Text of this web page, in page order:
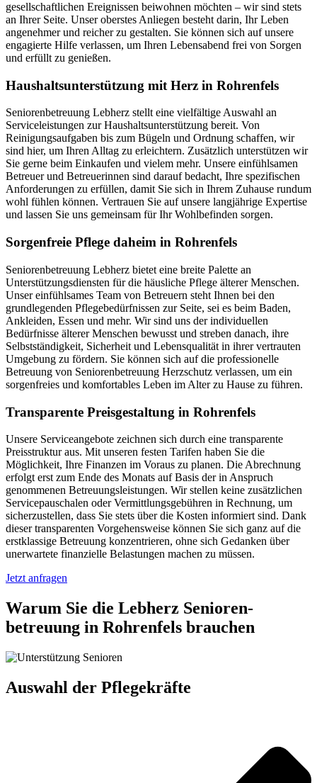
gesellschaftlichen Ereignissen beiwohnen möchten – wir sind stets
an Ihrer Seite. Unser oberstes Anliegen besteht darin, Ihr Leben
angenehmer und reicher zu gestalten. Sie können sich auf unsere
engagierte Hilfe verlassen, um Ihren Lebensabend frei von Sorgen
und erfüllt zu genießen.
Haushalts­unterstützung mit Herz in Rohrenfels
Seniorenbetreuung Lebherz stellt eine vielfältige Auswahl an
Serviceleistungen zur Haushaltsunterstützung bereit. Von
Reinigungsaufgaben bis zum Bügeln und Ordnung schaffen, wir
sind hier, um Ihren Alltag zu erleichtern. Zusätzlich unterstützen wir
Sie gerne beim Einkaufen und vielem mehr. Unsere einfühlsamen
Betreuer und Betreuerinnen sind darauf bedacht, Ihre spezifischen
Anforderungen zu erfüllen, damit Sie sich in Ihrem Zuhause rundum
wohl fühlen können. Vertrauen Sie auf unsere langjährige Expertise
und lassen Sie uns gemeinsam für Ihr Wohlbefinden sorgen.
Sorgenfreie Pflege daheim in Rohrenfels
Seniorenbetreuung Lebherz bietet eine breite Palette an
Unterstützungsdiensten für die häusliche Pflege älterer Menschen.
Unser einfühlsames Team von Betreuern steht Ihnen bei den
grundlegenden Pflegebedürfnissen zur Seite, sei es beim Baden,
Ankleiden, Essen und mehr. Wir sind uns der individuellen
Bedürfnisse älterer Menschen bewusst und streben danach, ihre
Selbstständigkeit, Sicherheit und Lebensqualität in ihrer vertrauten
Umgebung zu fördern. Sie können sich auf die professionelle
Betreuung von Seniorenbetreuung Herzschutz verlassen, um ein
sorgenfreies und komfortables Leben im Alter zu Hause zu führen.
Transparente Preisgestaltung in Rohrenfels
Unsere Serviceangebote zeichnen sich durch eine transparente
Preisstruktur aus. Mit unseren festen Tarifen haben Sie die
Möglichkeit, Ihre Finanzen im Voraus zu planen. Die Abrechnung
erfolgt erst zum Ende des Monats auf Basis der in Anspruch
genommenen Betreuungsleistungen. Wir stellen keine zusätzlichen
Servicepauschalen oder Vermittlungsgebühren in Rechnung, um
sicherzustellen, dass Sie stets über die Kosten informiert sind. Dank
dieser transparenten Vorgehensweise können Sie sich ganz auf die
erstklassige Betreuung konzentrieren, ohne sich Gedanken über
unerwartete finanzielle Belastungen machen zu müssen.
Jetzt anfragen
Warum Sie die Lebherz Senioren­
betreuung in Rohrenfels brauchen
Auswahl der Pflegekräfte